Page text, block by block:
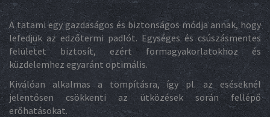
A tatami egy gazdaságos és biztonságos módja annak, hogy
lefedjük az edzőtermi padlót. Egységes és csúszásmentes
felületet biztosít, ezért formagyakorlatokhoz és
küzdelemhez egyaránt optimális.
Kiválóan alkalmas a tompításra, így pl. az eséseknél
jelentősen csökkenti az ütközések során fellépő
erőhatásokat.